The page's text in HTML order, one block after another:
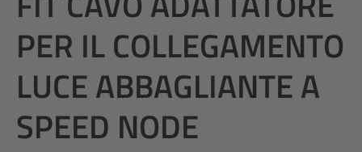
PER IL COLLEGAMENTO
LUCE ABBAGLIANTE A
SPEED NODE